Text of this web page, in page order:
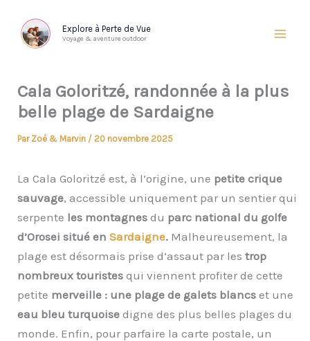
contenu
Explore à Perte de Vue
Voyage & aventure outdoor
Cala Goloritzé, randonnée à la plus
belle plage de Sardaigne
Par Zoé & Marvin / 20 novembre 2025
La Cala Goloritzé est, à l’origine, une petite crique
sauvage, accessible uniquement par un sentier qui
serpente les montagnes du parc national du golfe
d’Orosei situé en Sardaigne. Malheureusement, la
plage est désormais prise d’assaut par les trop
nombreux touristes qui viennent profiter de cette
petite merveille : une plage de galets blancs et une
eau bleu turquoise digne des plus belles plages du
monde. Enfin, pour parfaire la carte postale, un